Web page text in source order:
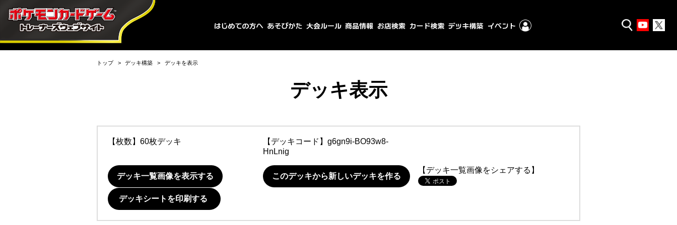
トップ デッキ構築 デッキを表示
デッキ表示
【枚数】60枚デッキ 【デッキコード】 g6gn9i-BO93w8-
HnLnig
デッキ一覧画像を表示する このデッキから新しいデッキを作る
【デッキ一覧画像をシェアする】
デッキシートを印刷する